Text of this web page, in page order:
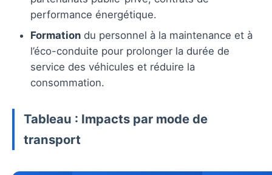
performance énergétique.
Formation du personnel à la maintenance et à
l’éco-conduite pour prolonger la durée de
service des véhicules et réduire la
consommation.
Tableau : Impacts par mode de
transport